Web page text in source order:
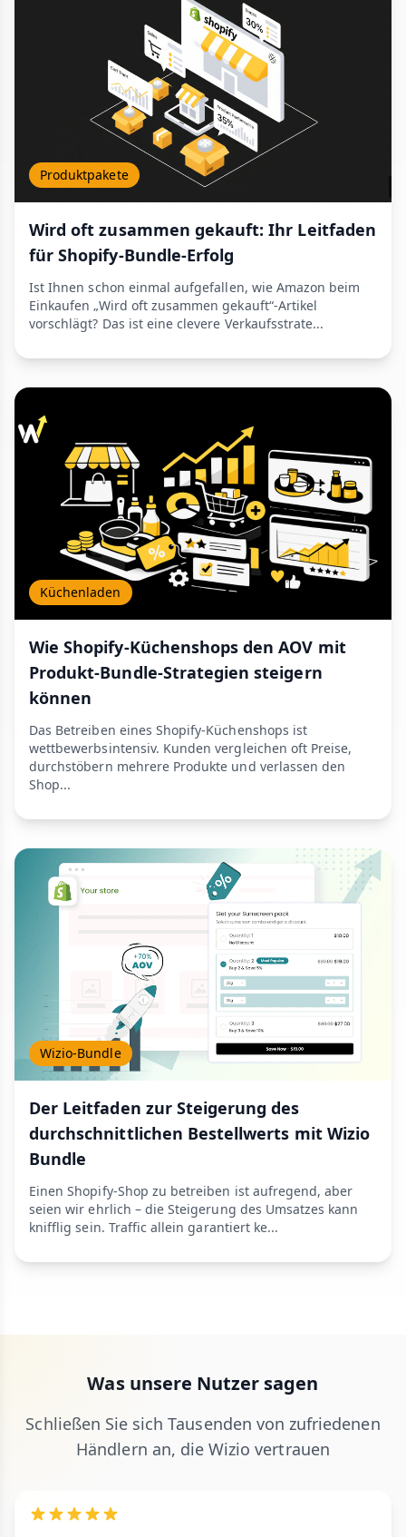
Produktpakete
Wird oft zusammen gekauft: Ihr Leitfaden
für Shopify-Bundle-Erfolg
Ist Ihnen schon einmal aufgefallen, wie Amazon beim
Einkaufen „Wird oft zusammen gekauft“-Artikel
vorschlägt? Das ist eine clevere Verkaufsstrate...
Küchenladen
Wie Shopify-Küchenshops den AOV mit
Produkt-Bundle-Strategien steigern
können
Das Betreiben eines Shopify-Küchenshops ist
wettbewerbsintensiv. Kunden vergleichen oft Preise,
durchstöbern mehrere Produkte und verlassen den
Shop...
Wizio-Bundle
Der Leitfaden zur Steigerung des
durchschnittlichen Bestellwerts mit Wizio
Bundle
Einen Shopify-Shop zu betreiben ist aufregend, aber
seien wir ehrlich – die Steigerung des Umsatzes kann
knifflig sein. Traffic allein garantiert ke...
Was unsere Nutzer sagen
Schließen Sie sich Tausenden von zufriedenen
Händlern an, die Wizio vertrauen